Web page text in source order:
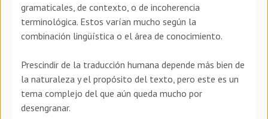
gramaticales, de contexto, o de incoherencia
terminológica. Estos varían mucho según la
combinación lingüística o el área de conocimiento.
Prescindir de la traducción humana depende más bien de
la naturaleza y el propósito del texto, pero este es un
tema complejo del que aún queda mucho por
desengranar.